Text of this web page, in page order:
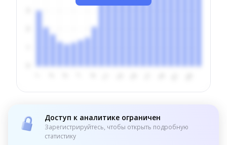
Доступ к аналитике ограничен
Зарегистрируйтесь, чтобы открыть подробную
статистику